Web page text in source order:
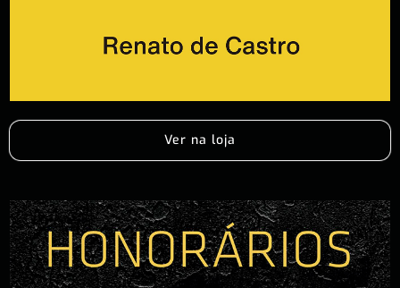
Ver na loja